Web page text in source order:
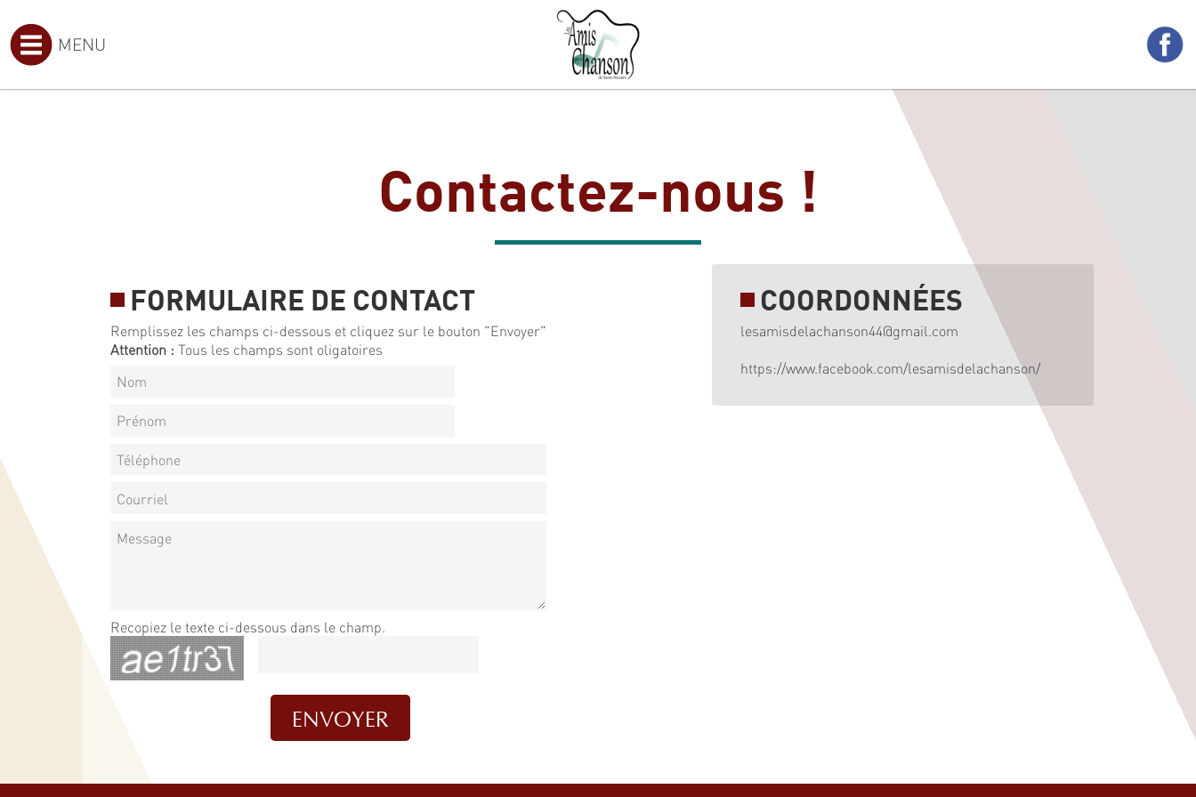
MENU
Contactez-nous !
COORDONNÉES
lesamisdelachanson44@gmail.com
https://www.facebook.com/lesamisdelachanson/
FORMULAIRE DE CONTACT
Remplissez les champs ci-dessous et cliquez sur le bouton "Envoyer"
Attention : Tous les champs sont oligatoires
Recopiez le texte ci-dessous dans le champ.